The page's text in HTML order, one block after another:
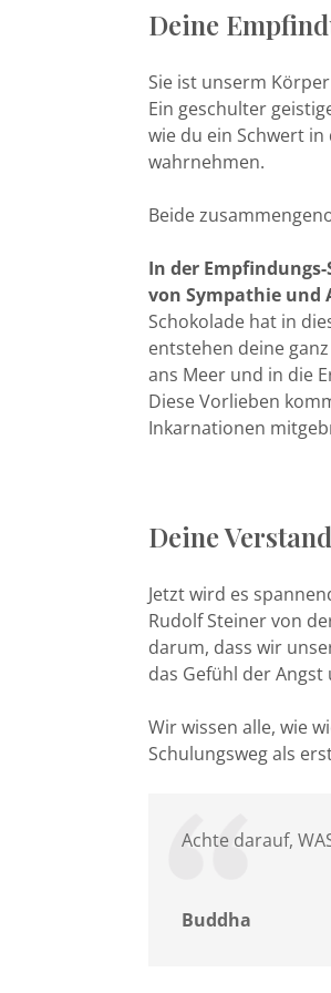
Deine
Sie ist unserm
Ein geschulter
wie du ein Schwert
wahrnehmen.
Beide
In der
von Sympathie und
Schokolade hat in
entstehen deine
ans Meer und in die
Diese Vorlieben
Inkarnationen
Deine
Jetzt wird es
Rudolf Steiner von
darum, dass wir
das Gefühl der Angst
Wir wissen alle, wie
Schulungsweg als
Achte darauf,
Buddha